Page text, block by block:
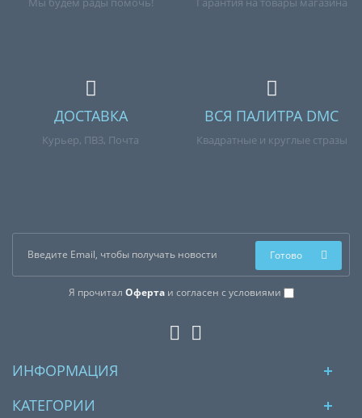
ДОСТАВКА
Курьер, ПВЗ, Почта
ВСЯ ПАЛИТРА DMC
Квадратные и круглые стразы
Я прочитал Офертаи согласен с условиями
Готово
ИНФОРМАЦИЯ
КАТЕГОРИИ